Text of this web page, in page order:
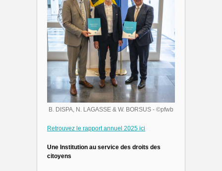
B. DISPA, N. LAGASSE & W. BORSUS - ©pfwb
Retrouvez le rapport annuel 2025 ici
Une Institution au service des droits des
citoyens